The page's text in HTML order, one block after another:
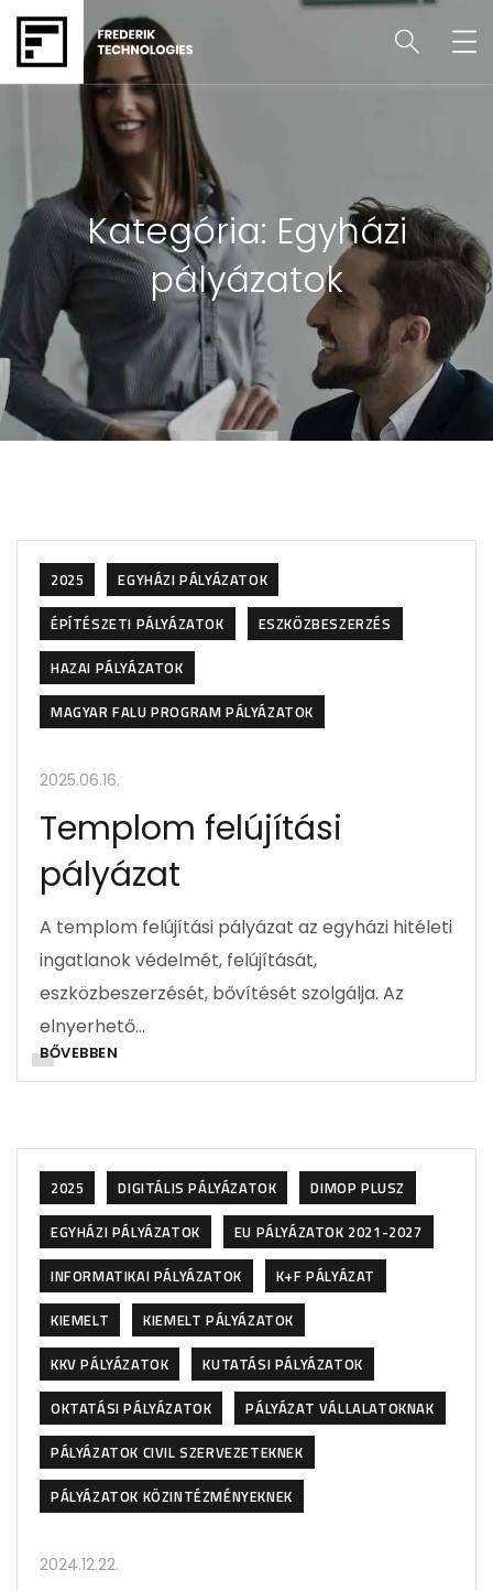
Kategória: Egyházi
pályázatok
2025
EGYHÁZI PÁLYÁZATOK
ÉPÍTÉSZETI PÁLYÁZATOK
ESZKÖZBESZERZÉS
HAZAI PÁLYÁZATOK
MAGYAR FALU PROGRAM PÁLYÁZATOK
2025.06.16.
Templom felújítási
pályázat
A templom felújítási pályázat az egyházi hitéleti
ingatlanok védelmét, felújítását,
eszközbeszerzését, bővítését szolgálja. Az
elnyerhető…
BŐVEBBEN
2025 DIGITÁLIS PÁLYÁZATOK
DIMOP PLUSZ
EGYHÁZI PÁLYÁZATOK
EU PÁLYÁZATOK 2021-2027
INFORMATIKAI PÁLYÁZATOK
K+F PÁLYÁZAT
KIEMELT
KIEMELT PÁLYÁZATOK
KKV PÁLYÁZATOK
KUTATÁSI PÁLYÁZATOK
OKTATÁSI PÁLYÁZATOK
PÁLYÁZAT VÁLLALATOKNAK
PÁLYÁZATOK CIVIL SZERVEZETEKNEK
PÁLYÁZATOK KÖZINTÉZMÉNYEKNEK
2024.12.22.